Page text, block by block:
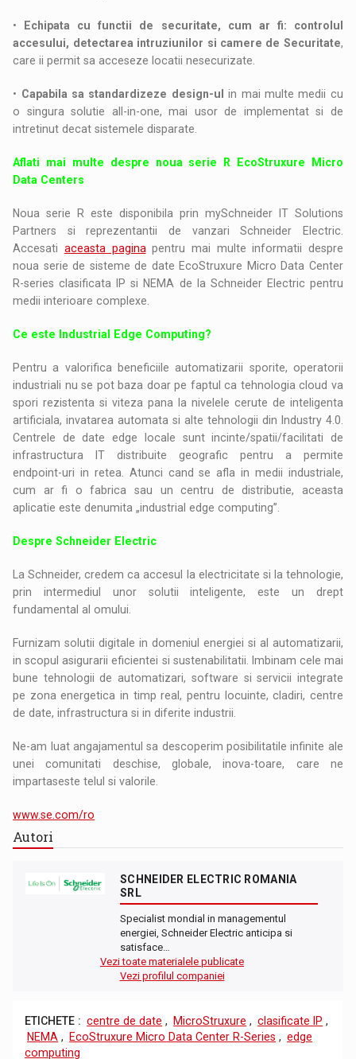
•
Echipata cu functii de securitate, cum ar fi: controlul
accesului, detectarea intruziunilor si camere de Securitate,
care ii permit sa acceseze locatii nesecurizate.
• Capabila sa standardizeze design-ul
in mai multe medii cu
o singura solutie all-in-one, mai usor de implementat si de
intretinut decat sistemele disparate.
Aflati mai multe despre noua serie R EcoStruxure Micro
Data Centers
Noua serie R este disponibila prin mySchneider IT Solutions
Partners si reprezentantii de vanzari Schneider Electric.
Accesati aceasta pagina pentru mai multe informatii despre
noua serie de sisteme de date EcoStruxure Micro Data Center
R-series clasificata IP si NEMA de la Schneider Electric pentru
medii interioare complexe.
Ce este Industrial Edge Computing?
Pentru a valorifica beneficiile automatizarii sporite, operatorii
industriali nu se pot baza doar pe faptul ca tehnologia cloud va
spori rezistenta si viteza pana la nivelele cerute de inteligenta
artificiala, invatarea automata si alte tehnologii din Industry 4.0.
Centrele de date edge locale sunt incinte/spatii/facilitati de
infrastructura IT distribuite geografic pentru a permite
endpoint-uri in retea. Atunci cand se afla in medii industriale,
cum ar fi o fabrica sau un centru de distributie, aceasta
aplicatie este denumita „industrial edge computing”.
Despre Schneider Electric
La Schneider, credem ca accesul la electricitate si la tehnologie,
prin intermediul unor solutii inteligente, este un drept
fundamental al omului.
Furnizam solutii digitale in domeniul energiei si al automatizarii,
in scopul asigurarii eficientei si sustenabilitatii. Imbinam cele mai
bune tehnologii de automatizari, software si servicii integrate
pe zona energetica in timp real, pentru locuinte, cladiri, centre
de date, infrastructura si in diferite industrii.
Ne-am luat angajamentul sa descoperim posibilitatile infinite ale
unei comunitati deschise, globale, inova-toare, care ne
impartaseste telul si valorile.
www.se.com/ro
Autori
SCHNEIDER ELECTRIC ROMANIA
SRL
Specialist mondial in managementul
energiei, Schneider Electric anticipa si
satisface…
Vezi toate materialele publicate
Vezi profilul companiei
ETICHETE : centre de date , MicroStruxure , clasificate IP ,
NEMA , EcoStruxure Micro Data Center R-Series , edge
computing